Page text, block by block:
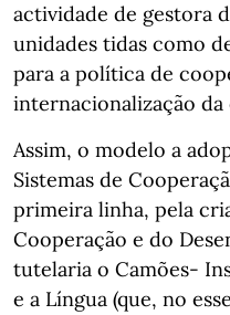
actividade de gestora
unidades tidas como
para a política de
internacionalização
Assim, o modelo a
Sistemas de
primeira linha, pela
Cooperação e do
tutelaria o Camões-
e a Língua (que, no